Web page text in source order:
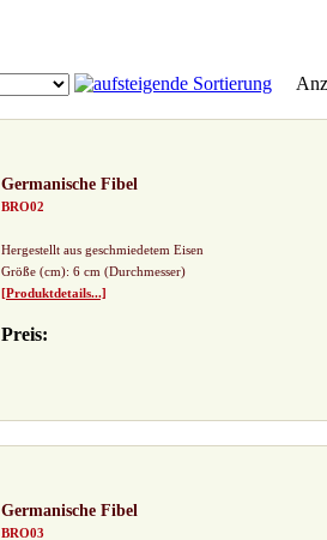
Germanische Fibel
BRO02
Hergestellt aus geschmiedetem Eisen
Größe (cm): 6 cm (Durchmesser)
[Produktdetails...]
Preis:
Germanische Fibel
BRO03